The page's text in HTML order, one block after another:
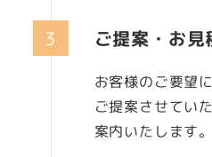
ご提案・お見
お客様のご要望
ご提案させてい
案内いたします。